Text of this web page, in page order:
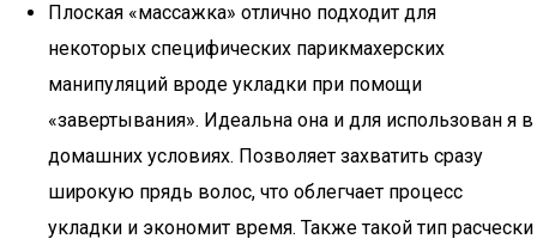
Плоская «массажка» отлично подходит для
некоторых специфических парикмахерских
манипуляций вроде укладки при помощи
«завертывания». Идеальна она и для использован я в
домашних условиях. Позволяет захватить сразу
широкую прядь волос, что облегчает процесс
укладки и экономит время. Также такой тип расчески